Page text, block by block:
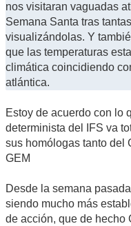
nos visitaran vaguadas
Semana Santa tras
visualizándolas. Y
que las temperaturas
climática coincidiendo
atlántica.
Estoy de acuerdo con lo
determinista del IFS va
sus homólogas tanto del
GEM
Desde la semana
siendo mucho más
de acción, que de hecho